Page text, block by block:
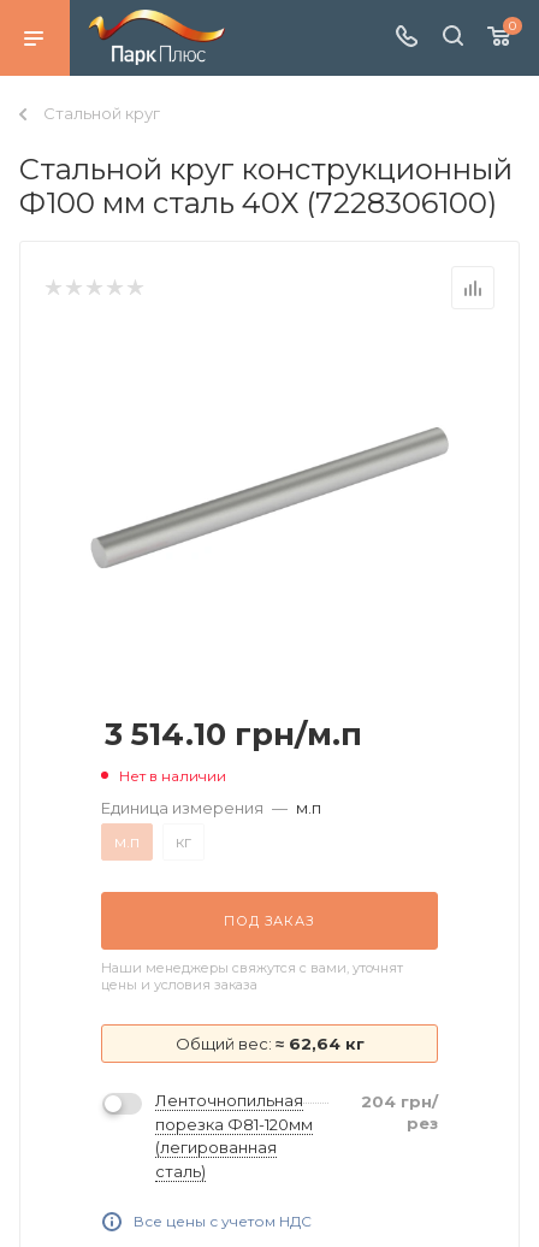
0
Стальной круг
Стальной круг конструкционный
Ф100 мм сталь 40Х (7228306100)
3 514.10 грн/м.п
Нет в наличии
Единица измерения — м.п
м.п
кг
ПОД ЗАКАЗ
Наши менеджеры свяжутся с вами, уточнят
цены и условия заказа
Общий вес: ≈ 62,64 кг
Ленточнопильная
порезка Ф81-120мм
(легированная
сталь)
204 грн/
рез
Все цены с учетом НДС